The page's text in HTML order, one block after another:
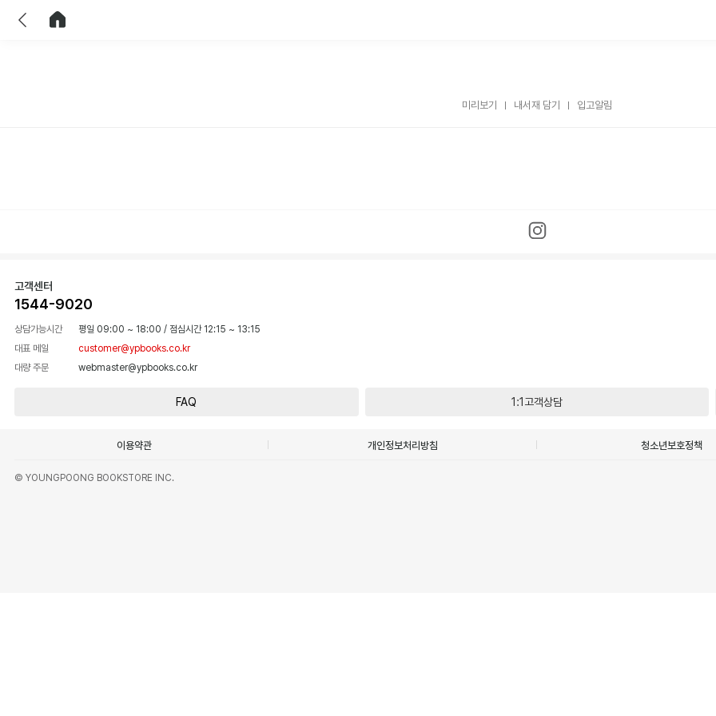
미리보기 내서재 담기 입고알림
고객센터
1544-9020
상담가능시간 평일 09:00 ~ 18:00 / 점심시간 12:15 ~ 13:15
대표 메일
customer@ypbooks.co.kr
대량 주문
webmaster@ypbooks.co.kr
FAQ 1:1고객상담
이용약관 개인정보처리방침 청소년보호정책
© YOUNGPOONG BOOKSTORE INC.